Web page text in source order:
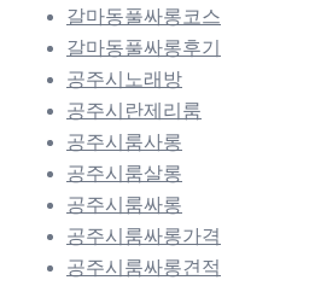
갈마동풀싸롱코스
갈마동풀싸롱후기
공주시노래방
공주시란제리룸
공주시룸사롱
공주시룸살롱
공주시룸싸롱
공주시룸싸롱가격
공주시룸싸롱견적